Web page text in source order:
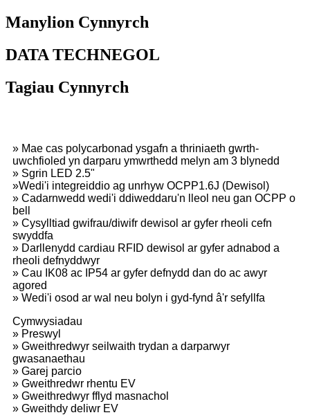
Manylion Cynnyrch
DATA TECHNEGOL
Tagiau Cynnyrch
» Mae cas polycarbonad ysgafn a thriniaeth gwrth-
uwchfioled yn darparu ymwrthedd melyn am 3 blynedd
» Sgrin LED 2.5"
»Wedi'i integreiddio ag unrhyw OCPP1.6J (Dewisol)
» Cadarnwedd wedi'i ddiweddaru'n lleol neu gan OCPP o
bell
» Cysylltiad gwifrau/diwifr dewisol ar gyfer rheoli cefn
swyddfa
» Darllenydd cardiau RFID dewisol ar gyfer adnabod a
rheoli defnyddwyr
» Cau IK08 ac IP54 ar gyfer defnydd dan do ac awyr
agored
» Wedi'i osod ar wal neu bolyn i gyd-fynd â'r sefyllfa
Cymwysiadau
» Preswyl
» Gweithredwyr seilwaith trydan a darparwyr
gwasanaethau
» Garej parcio
» Gweithredwr rhentu EV
» Gweithredwyr fflyd masnachol
» Gweithdy deliwr EV